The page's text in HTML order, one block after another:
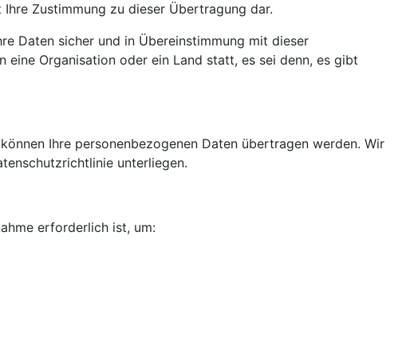
Zustimmung zu dieser Übertragung dar.
Daten sicher und in Übereinstimmung mit dieser
Organisation oder ein Land statt, es sei denn, es gibt
Ihre personenbezogenen Daten übertragen werden. Wir
unterliegen.
erforderlich ist, um: